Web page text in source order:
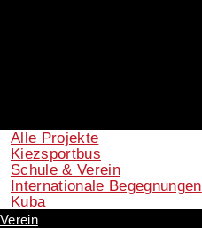
Alle Projekte
Kiezsportbus
Schule & Verein
Internationale Begegnungen
Kuba
Verein